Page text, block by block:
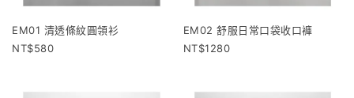
EM01 清透條紋圓領衫
580
EM02 舒服日常口袋收口褲
1280